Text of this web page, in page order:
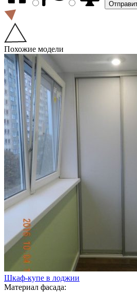
Похожие модели
Шкаф-купе в лоджии
Материал фасада: